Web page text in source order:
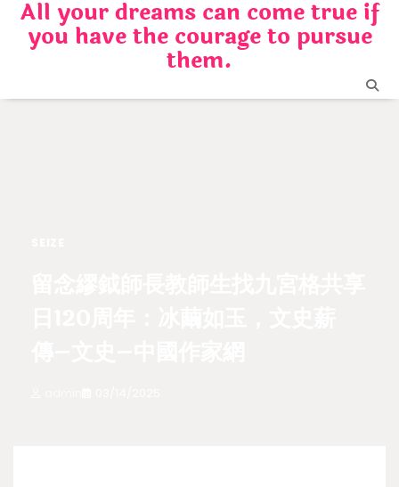
Skip
content
All your dreams can come true if
you have the courage to pursue
them.